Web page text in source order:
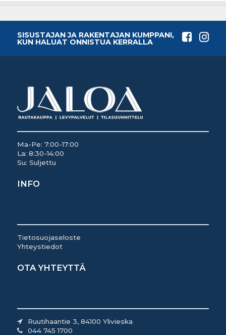
SISUSTAJAN JA RAKENTAJAN KUMPPANI,
KUN HALUAT ONNISTUA KERRALLA
Ma-Pe: 7:00-17:00
La: 8:30-14:00
Su: Suljettu
INFO
Tietosuojaseloste
Yhteystiedot
OTA YHTEYTTÄ
Ruutihaantie 3, 84100 Ylivieska
044 745 1700